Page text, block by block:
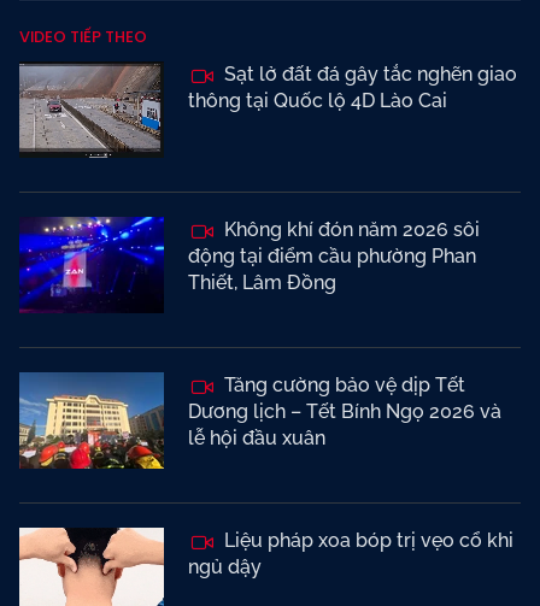
VIDEO TIẾP THEO
Sạt lở đất đá gây tắc nghẽn giao
thông tại Quốc lộ 4D Lào Cai
Không khí đón năm 2026 sôi
động tại điểm cầu phường Phan
Thiết, Lâm Đồng
Tăng cường bảo vệ dịp Tết
Dương lịch – Tết Bính Ngọ 2026 và
lễ hội đầu xuân
Liệu pháp xoa bóp trị vẹo cổ khi
ngủ dậy